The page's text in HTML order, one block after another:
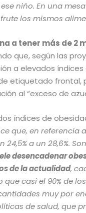
niño. En una
los mismos
a tener más de 2
que, según las
a elevados
etiquetado frontal,
al “exceso de
índices de
que, en referencia
24,5% a un 28,6%.
desencadenar
de la actualidad,
que casi el 90% de
muy por
de salud, que